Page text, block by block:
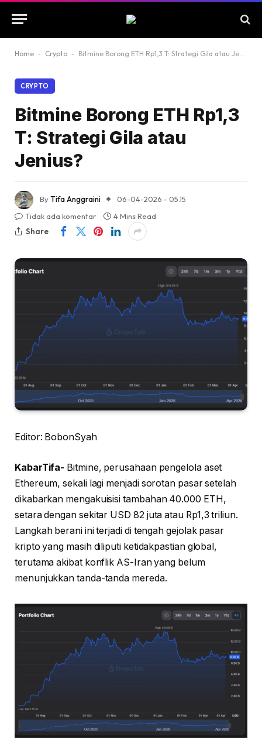
Home - Crypto - Bitmine Borong ETH Rp1,3 T: Strategi Gila atau Jenius?
CRYPTO
Bitmine Borong ETH Rp1,3
T: Strategi Gila atau
Jenius?
ByTifa Anggraini
06-04-2026 - 05.15
Tidak ada komentar
4 Mins Read
Share
Editor: BobonSyah
KabarTifa- Bitmine, perusahaan pengelola aset
Ethereum, sekali lagi menjadi sorotan pasar setelah
dikabarkan mengakuisisi tambahan 40.000 ETH,
setara dengan sekitar USD 82 juta atau Rp1,3 triliun.
Langkah berani ini terjadi di tengah gejolak pasar
kripto yang masih diliputi ketidakpastian global,
terutama akibat konflik AS-Iran yang belum
menunjukkan tanda-tanda mereda.